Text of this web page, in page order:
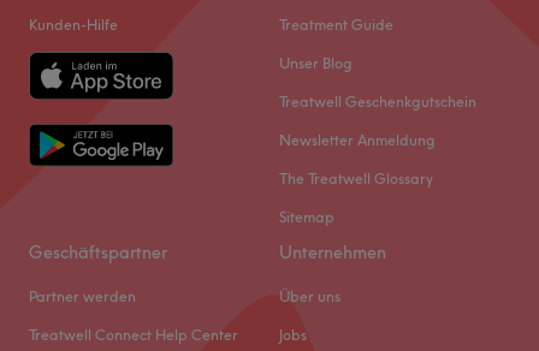
Kunden-Hilfe Treatment Guide
Unser Blog
Treatwell Geschenkgutschein
Newsletter Anmeldung
The Treatwell Glossary
Sitemap
Geschäftspartner
Partner werden
Treatwell Connect Help Center
Unternehmen
Über uns
Jobs